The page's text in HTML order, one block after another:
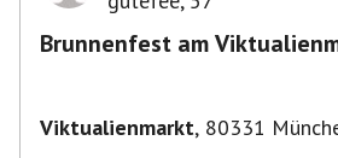
Brunnenfest am
Viktualienmarkt, 80331